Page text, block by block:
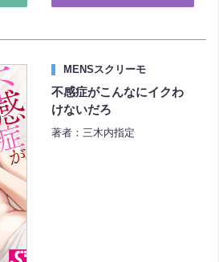
MENSスクリーモ
不感症がこんなにイクわ
けないだろ
著者：三木内指定